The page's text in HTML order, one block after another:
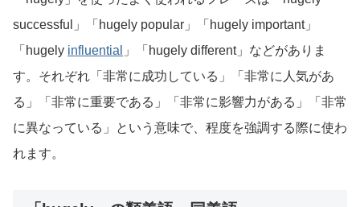
successful」「hugely popular」「hugely important」
「hugely influential
」「hugely different」などがありま
す。それぞれ「非常に成功している」「非常に人気があ
る」「非常に重要である」「非常に影響力がある」「非常
に異なっている」という意味で、程度を強調する際に使わ
れます。